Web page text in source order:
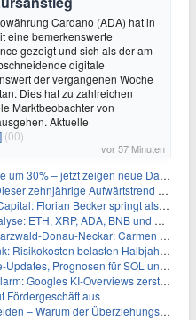
Cardano (ADA) hat in
eine bemerkenswerte
gezeigt und sich als der am
digitale
der vergangenen Woche
Dies hat zu zahlreichen
Marktbeobachter von
Aktuelle
(00)
vor 57 Minuten
– jetzt zeigen neue Daten: War es berechtigt?
Aufwärtstrend macht mich optimistisch
Florian Becker springt als Leiter ein
ETH, XRP, ADA, BNB und HYPE
Neckar: Carmen Wedam übernimmt Aufsichtsratsvorsitz
belasten Halbjahresergebnis
für SOL und DOGE: Zusammenfassung vom 7. August
KI-Overviews zerstören das Traffic-Geschäftsmodell
Fördergeschäft aus
der Überziehungskredit teurer ist als gedacht